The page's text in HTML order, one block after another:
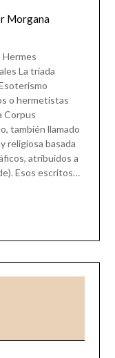
Morgana
La tríada
o hermetistas
Corpus
también llamado
religiosa basada
atribuidos a
Esos escritos…